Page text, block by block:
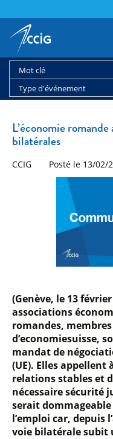
Type d'événement
L’économie
bilatérales
CCIG Posté le 13/02/
(Genève, le 13
associations
romandes,
d’economiesuisse,
mandat de
(UE). Elles appellent
relations stables et
nécessaire sécurité
serait dommageable
l’emploi car, depuis
voie bilatérale subit